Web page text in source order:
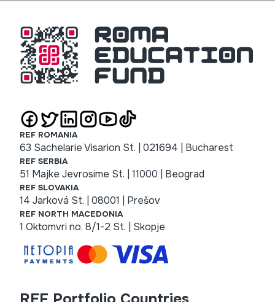
REF ROMANIA
63 Sachelarie Visarion St. | 021694 | Bucharest
REF SERBIA
51 Majke Jevrosime St. | 11000 | Beograd
REF SLOVAKIA
14 Jarková St. | 08001 | Prešov
REF NORTH MACEDONIA
1 Oktomvri no. 8/1-2 St. | Skopje